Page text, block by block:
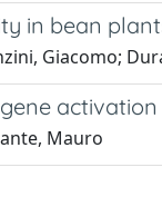
in bean
Giacomo;
Mauro